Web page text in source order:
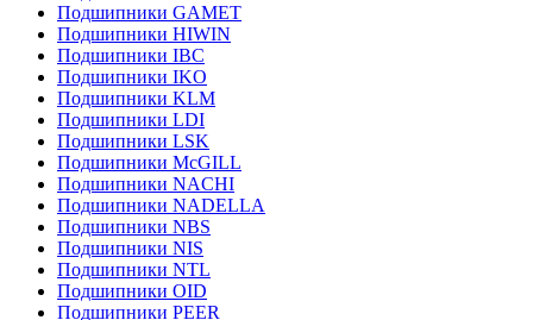
Подшипники GAMET
Подшипники HIWIN
Подшипники IBC
Подшипники IKO
Подшипники KLM
Подшипники LDI
Подшипники LSK
Подшипники McGILL
Подшипники NACHI
Подшипники NADELLA
Подшипники NBS
Подшипники NIS
Подшипники NTL
Подшипники OID
Подшипники PEER